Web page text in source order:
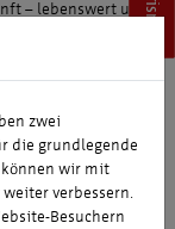
– lebenswert und
Deutschland zu
für
und Erfurtern
breiten
der sehr guten
in der Stadt und
zwei
die grundlegende
wir mit
verbessern.
Besuchern